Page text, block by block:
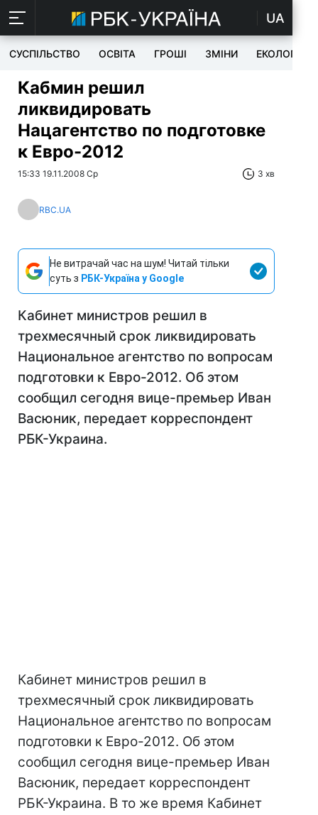
UA
СУСПІЛЬСТВО ОСВІТА ГРОШІ ЗМІНИ ЕКОЛОГІЯ
Кабмин решил
ликвидировать
Нацагентство по подготовке
к Евро-2012
15:33 19.11.2008 Ср 3 хв
RBC.UA
Не витрачай час на шум! Читай тільки
суть з РБК-Україна у Google
Кабинет министров решил в
трехмесячный срок ликвидировать
Национальное агентство по вопросам
подготовки к Евро-2012. Об этом
сообщил сегодня вице-премьер Иван
Васюник, передает корреспондент
РБК-Украина.
Кабинет министров решил в
трехмесячный срок ликвидировать
Национальное агентство по вопросам
подготовки к Евро-2012. Об этом
сообщил сегодня вице-премьер Иван
Васюник, передает корреспондент
РБК-Украина. В то же время Кабинет